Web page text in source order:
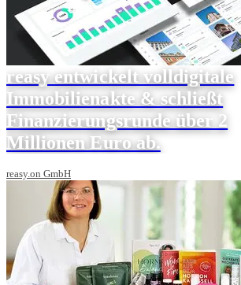
reasy entwickelt volldigitale
Immobilienakte & schließt
Finanzierungsrunde über 2
Millionen Euro ab.
reasy.on GmbH